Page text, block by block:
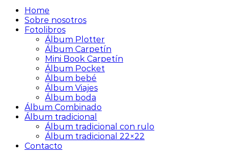
Memories
Álbumes
Reviví
Momentos
Home
Sobre nosotros
Fotolibros
Álbum Plotter
Álbum Carpetín
Mini Book Carpetín
Álbum Pocket
Álbum bebé
Álbum Viajes
Álbum boda
Álbum Combinado
Álbum tradicional
Álbum tradicional con rulo
Álbum tradicional 22×22
Contacto